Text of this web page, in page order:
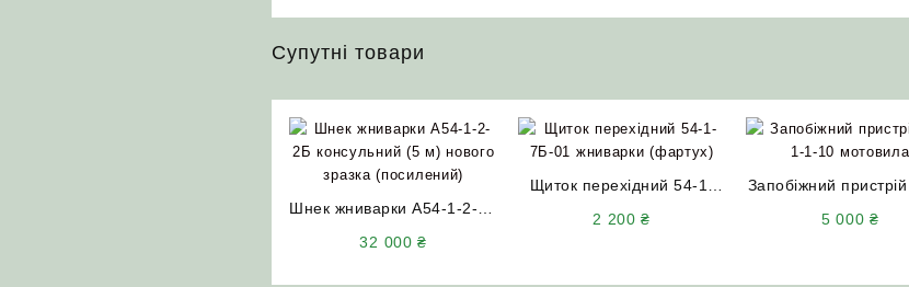
Супутні товари
Шнек жниварки А54-1-2-2Б
32 000₴
Щиток перехідний 54-1-
2 200₴
Запобіжний пристрій
5 000 ₴